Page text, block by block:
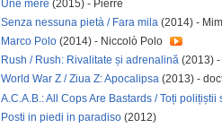
Une mère (2015) - Pierre
Senza nessuna pietà / Fara mila (2014) -
Marco Polo (2014) - Niccolò Polo
Rush / Rush: Rivalitate și adrenalină (2013)
World War Z / Ziua Z: Apocalipsa (2013) -
A.C.A.B.: All Cops Are Bastards / Toți polițiștii
Posti in piedi in paradiso (2012)